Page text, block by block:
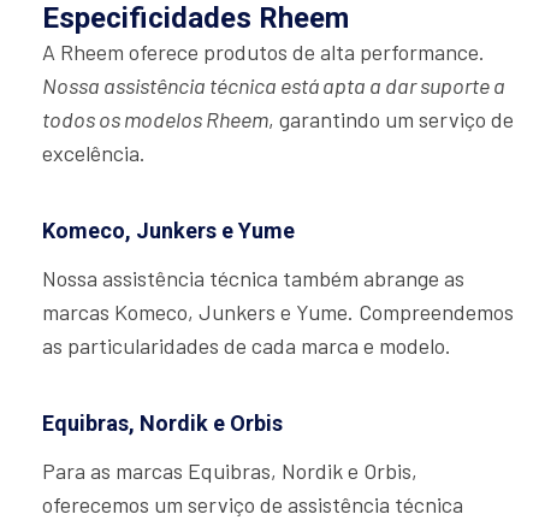
Especificidades Rheem
A Rheem oferece produtos de alta performance.
Nossa assistência técnica está apta a dar suporte a
todos os modelos Rheem, garantindo um serviço de
excelência.
Komeco, Junkers e Yume
Nossa assistência técnica também abrange as
marcas Komeco, Junkers e Yume. Compreendemos
as particularidades de cada marca e modelo.
Equibras, Nordik e Orbis
Para as marcas Equibras, Nordik e Orbis,
oferecemos um serviço de assistência técnica